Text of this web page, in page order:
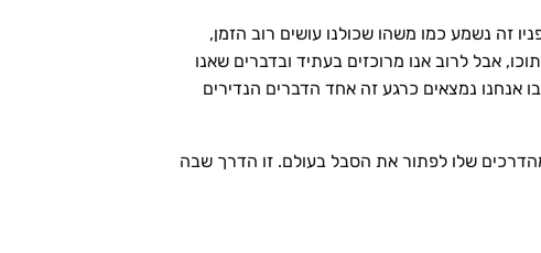
זה נשמע כמו משהו שכולנו עושים רוב הזמן,
אבל לרוב אנו מרוכזים בעתיד ובדברים שאנו
אנחנו נמצאים כרגע זה אחד הדברים הנדירים
שלו לפתור את הסבל בעולם. זו הדרך שבה